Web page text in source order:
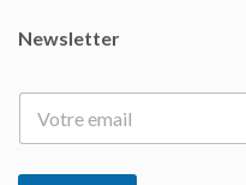
Newsletter
m
a